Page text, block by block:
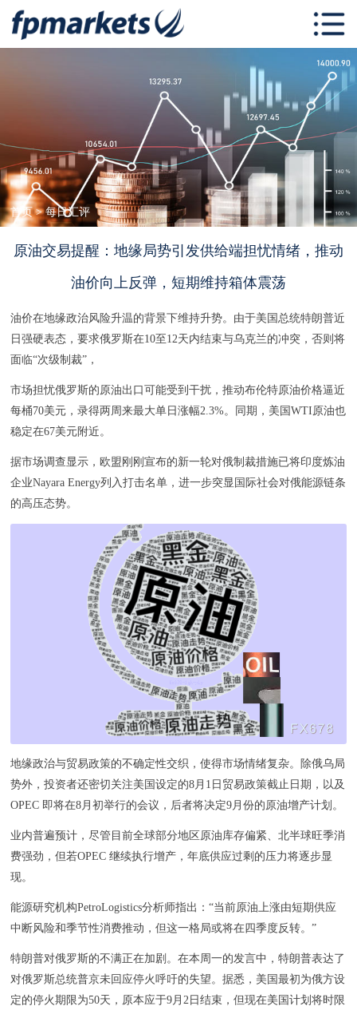
首页
FP Markets 学
习中心
跟单社区
联系我们
首页>每日汇评
原油交易提醒：地缘局势引发供给端担忧情绪，推动
油价向上反弹，短期维持箱体震荡
油价在地缘政治风险升温的背景下维持升势。由于美国总统特朗普近
日强硬表态，要求俄罗斯在10至12天内结束与乌克兰的冲突，否则将
面临“次级制裁”，
市场担忧俄罗斯的原油出口可能受到干扰，推动布伦特原油价格逼近
每桶70美元，录得两周来最大单日涨幅2.3%。同期，美国WTI原油也
稳定在67美元附近。
据市场调查显示，欧盟刚刚宣布的新一轮对俄制裁措施已将印度炼油
企业Nayara Energy列入打击名单，进一步突显国际社会对俄能源链条
的高压态势。
地缘政治与贸易政策的不确定性交织，使得市场情绪复杂。除俄乌局
势外，投资者还密切关注美国设定的8月1日贸易政策截止日期，以及
OPEC 即将在8月初举行的会议，后者将决定9月份的原油增产计划。
业内普遍预计，尽管目前全球部分地区原油库存偏紧、北半球旺季消
费强劲，但若OPEC 继续执行增产，年底供应过剩的压力将逐步显
现。
能源研究机构PetroLogistics分析师指出：“当前原油上涨由短期供应
中断风险和季节性消费推动，但这一格局或将在四季度反转。”
特朗普对俄罗斯的不满正在加剧。在本周一的发言中，特朗普表达了
对俄罗斯总统普京未回应停火呼吁的失望。据悉，美国最初为俄方设
定的停火期限为50天，原本应于9月2日结束，但现在美国计划将时限